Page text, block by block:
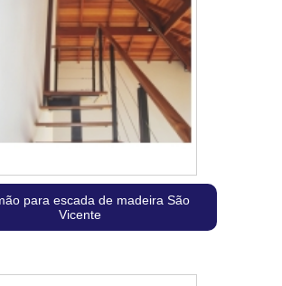
para escada de madeira São
Vicente